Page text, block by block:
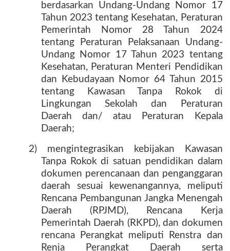
berdasarkan Undang-Undang Nomor 17
Tahun 2023 tentang Kesehatan, Peraturan
Pemerintah Nomor 28 Tahun 2024
tentang Peraturan Pelaksanaan Undang-
Undang Nomor 17 Tahun 2023 tentang
Kesehatan, Peraturan Menteri Pendidikan
dan Kebudayaan Nomor 64 Tahun 2015
tentang Kawasan Tanpa Rokok di
Lingkungan Sekolah dan Peraturan
Daerah dan/ atau Peraturan Kepala
Daerah;
2) mengintegrasikan kebijakan Kawasan
Tanpa Rokok di satuan pendidikan dalam
dokumen perencanaan dan penganggaran
daerah sesuai kewenangannya, meliputi
Rencana Pembangunan Jangka Menengah
Daerah (RPJMD), Rencana Kerja
Pemerintah Daerah (RKPD), dan dokumen
rencana Perangkat meliputi Renstra dan
Renja Perangkat Daerah serta